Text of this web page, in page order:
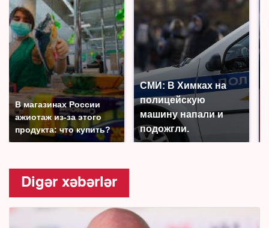
В магазинах России
ажиотаж из-за этого
продукта: что купить?
СМИ: В Химках на
полицейскую
машину напали и
подожгли.
Digər xəbərlər